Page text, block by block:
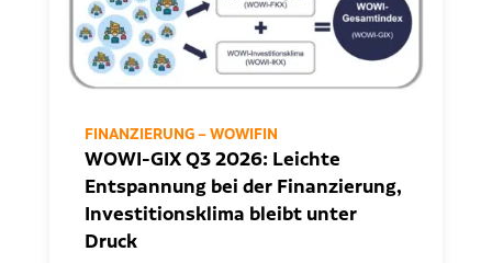
FINANZIERUNG – WOWIFIN
WOWI-GIX Q3 2026: Leichte
Entspannung bei der Finanzierung,
Investitionsklima bleibt unter
Druck